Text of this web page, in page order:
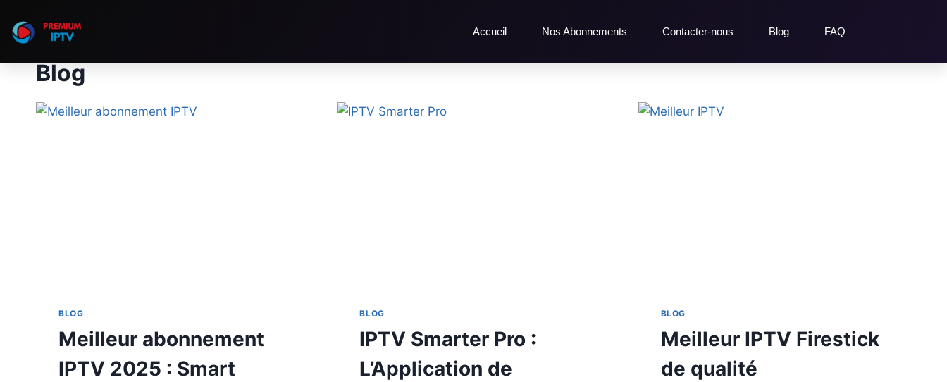
Accueil Nos Abonnements Contacter-nous Blog FAQ
Blog
BLOG
Meilleur abonnement
IPTV 2025 : Smart
BLOG
IPTV Smarter Pro :
L’Application de
BLOG
Meilleur IPTV Firestick
de qualité